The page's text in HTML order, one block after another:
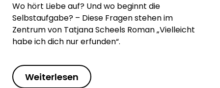
Wo hört Liebe auf? Und wo beginnt die
Selbstaufgabe? – Diese Fragen stehen im
Zentrum von Tatjana Scheels Roman „Vielleicht
habe ich dich nur erfunden“.
Weiterlesen